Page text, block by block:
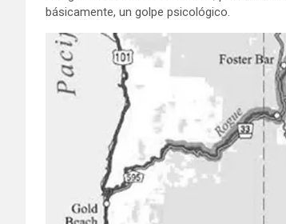
básicamente, un golpe psicológico.